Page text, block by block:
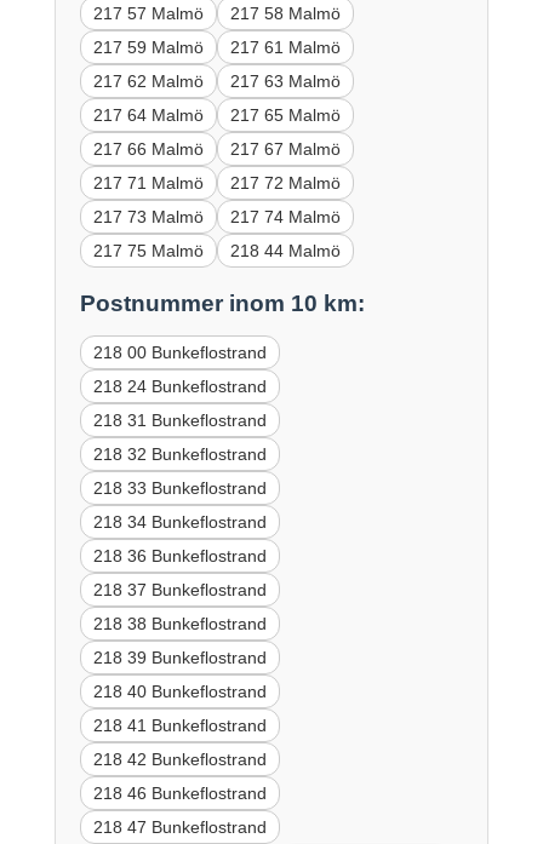
217 57 Malmö
217 58 Malmö
217 59 Malmö
217 61 Malmö
217 62 Malmö
217 63 Malmö
217 64 Malmö
217 65 Malmö
217 66 Malmö
217 67 Malmö
217 71 Malmö
217 72 Malmö
217 73 Malmö
217 74 Malmö
217 75 Malmö
218 44 Malmö
Postnummer inom 10 km:
218 00 Bunkeflostrand
218 24 Bunkeflostrand
218 31 Bunkeflostrand
218 32 Bunkeflostrand
218 33 Bunkeflostrand
218 34 Bunkeflostrand
218 36 Bunkeflostrand
218 37 Bunkeflostrand
218 38 Bunkeflostrand
218 39 Bunkeflostrand
218 40 Bunkeflostrand
218 41 Bunkeflostrand
218 42 Bunkeflostrand
218 46 Bunkeflostrand
218 47 Bunkeflostrand